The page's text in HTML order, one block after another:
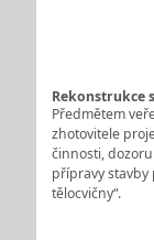
Rekonstrukce
Předmětem
zhotovitele
činnosti,
přípravy stavby
tělocvičny“.